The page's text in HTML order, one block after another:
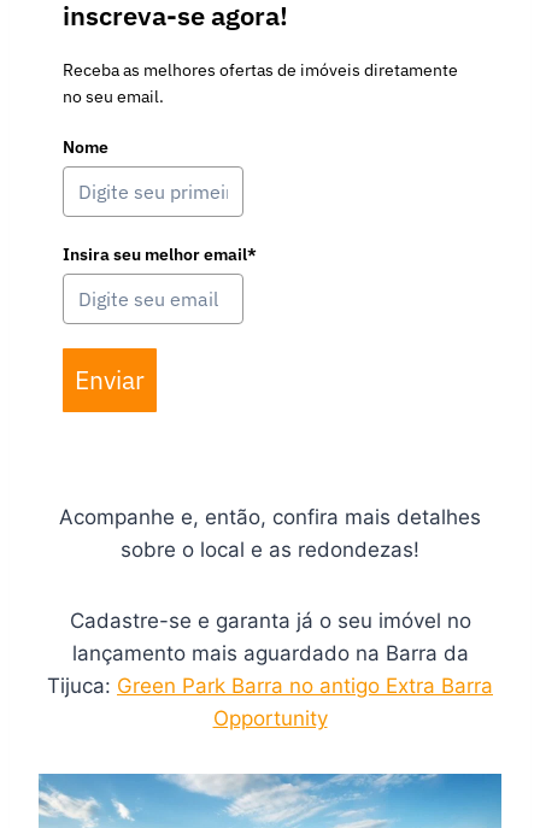
inscreva-se agora!
Receba as melhores ofertas de imóveis diretamente
no seu email.
Nome
Insira seu melhor email*
Enviar
Acompanhe e, então, confira mais detalhes
sobre o local e as redondezas!
Cadastre-se e garanta já o seu imóvel no
lançamento mais aguardado na Barra da
Tijuca: Green Park Barra no antigo Extra Barra
Opportunity